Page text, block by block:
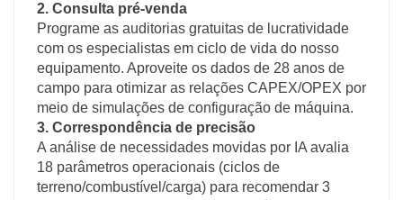
2. Consulta pré-venda
Programe as auditorias gratuitas de lucratividade
com os especialistas em ciclo de vida do nosso
equipamento. Aproveite os dados de 28 anos de
campo para otimizar as relações CAPEX/OPEX por
meio de simulações de configuração de máquina.
3. Correspondência de precisão
A análise de necessidades movidas por IA avalia
18 parâmetros operacionais (ciclos de
terreno/combustível/carga) para recomendar 3